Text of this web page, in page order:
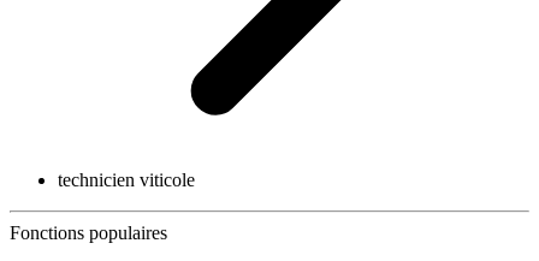
technicien viticole
Fonctions populaires